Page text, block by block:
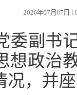
2026年07月07日
委副书
想政治
况，并